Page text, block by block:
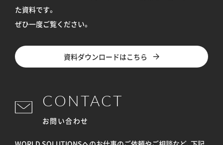
た資料です。
ぜひ一度ご覧ください。
資料ダウンロードはこちら
CONTACT
お問い合わせ